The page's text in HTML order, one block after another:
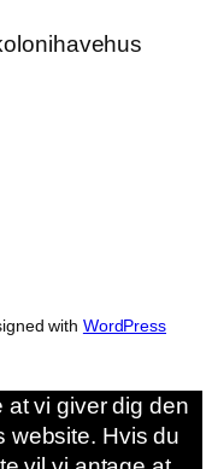
with WordPress
vi giver dig den
website. Hvis du